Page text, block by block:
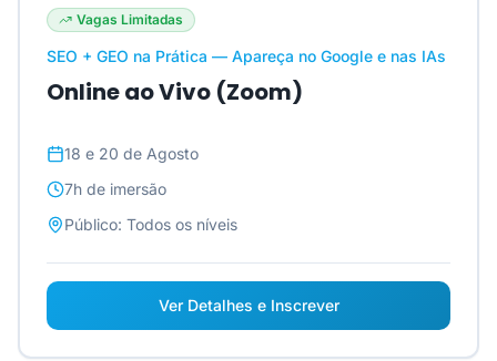
Vagas Limitadas
SEO + GEO na Prática — Apareça no Google e nas IAs
Online ao Vivo (Zoom)
18 e 20 de Agosto
7h de imersão
Público: Todos os níveis
Ver Detalhes e Inscrever